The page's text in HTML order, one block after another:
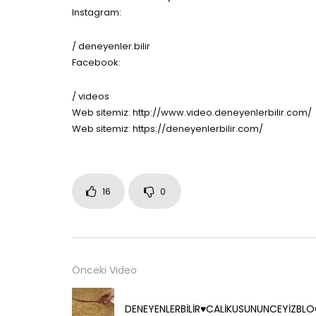
Instagram:
/ deneyenler.bilir
Facebook:
/ videos
Web sitemiz: http://www.video.deneyenlerbilir.com/
Web sitemiz: https://deneyenlerbilir.com/
16 0
Önceki Video